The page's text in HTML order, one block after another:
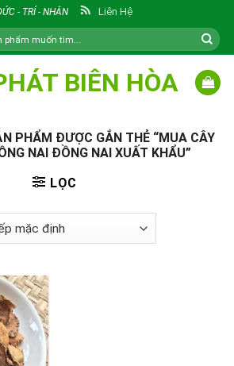
- TRÍ - NHÂN Liên Hệ
BIÊN HÒA
PHẨM ĐƯỢC GẮN THẺ “MUA CÂY
NAI ĐỒNG NAI XUẤT KHẨU”
LỌC